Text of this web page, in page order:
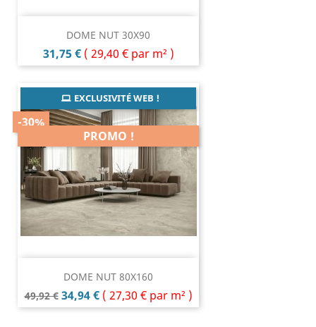
DOME NUT 30X90
Prix
31,75 € ( 29,40 € par m² )
DOME NUT 80X160
Prix
de
49,92 €
-30%
Prix
34,94 € ( 27,30 € par m² )
EXCLUSIVITÉ WEB !
PROMO !